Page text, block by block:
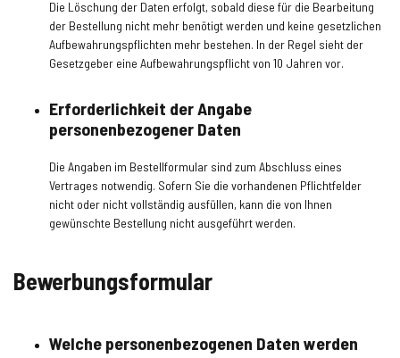
Die Löschung der Daten erfolgt, sobald diese für die Bearbeitung
der Bestellung nicht mehr benötigt werden und keine gesetzlichen
Aufbewahrungspflichten mehr bestehen. In der Regel sieht der
Gesetzgeber eine Aufbewahrungspflicht von 10 Jahren vor.
Erforderlichkeit der Angabe
personenbezogener Daten
Die Angaben im Bestellformular sind zum Abschluss eines
Vertrages notwendig. Sofern Sie die vorhandenen Pflichtfelder
nicht oder nicht vollständig ausfüllen, kann die von Ihnen
gewünschte Bestellung nicht ausgeführt werden.
Bewerbungsformular
Welche personenbezogenen Daten werden